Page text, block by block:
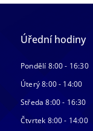
Úřední hodiny
Pondělí 8:00 - 16:30
Úterý 8:00 - 14:00
Středa 8:00 - 16:30
Čtvrtek 8:00 - 14:00